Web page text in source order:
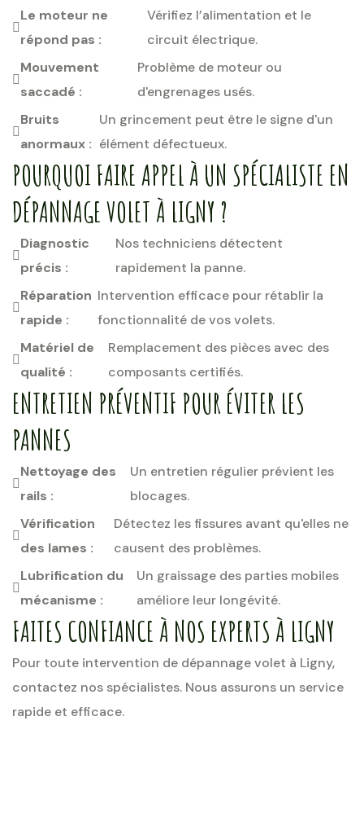
Le moteur ne
répond pas :
Vérifiez l’alimentation et le
circuit électrique.
Mouvement
saccadé :
Problème de moteur ou
d'engrenages usés.
Bruits
anormaux :
Un grincement peut être le signe d'un
élément défectueux.
POURQUOI FAIRE APPEL À UN SPÉCIALISTE EN
DÉPANNAGE VOLET À LIGNY ?
Diagnostic
précis :
Nos techniciens détectent
rapidement la panne.
Réparation
rapide :
Intervention efficace pour rétablir la
fonctionnalité de vos volets.
Matériel de
qualité :
Remplacement des pièces avec des
composants certifiés.
ENTRETIEN PRÉVENTIF POUR ÉVITER LES
PANNES
Nettoyage des
rails :
Un entretien régulier prévient les
blocages.
Vérification
des lames :
Détectez les fissures avant qu'elles ne
causent des problèmes.
Lubrification du
mécanisme :
Un graissage des parties mobiles
améliore leur longévité.
FAITES CONFIANCE À NOS EXPERTS À LIGNY
Pour toute intervention de dépannage volet à Ligny,
contactez nos spécialistes. Nous assurons un service
rapide et efficace.